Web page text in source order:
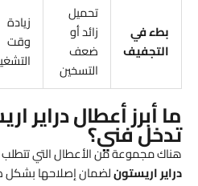
بطء في
التجفيف
تحميل
زائد أو
ضعف
التسخين
زيادة
وقت
التشغيل
ما أبرز أعطال دراير
تدخل فني؟
هناك مجموعة من الأعطال التي
دراير اريستونلضمان إصلاحها بشكل